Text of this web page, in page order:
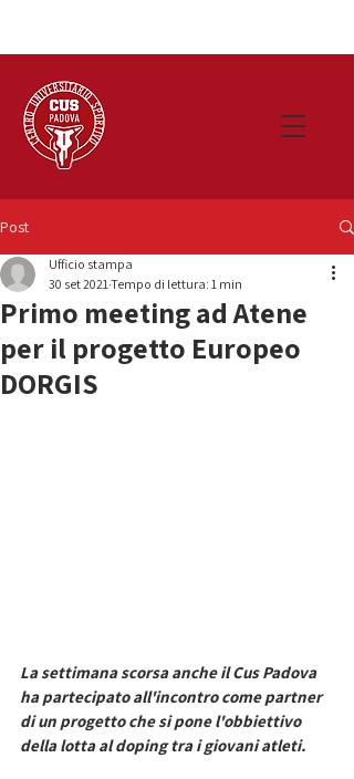
Post
Primo meeting ad Atene
per il progetto Europeo
DORGIS
Ufficio stampa
30 set 2021Tempo di lettura: 1 min
La settimana scorsa anche il Cus Padova
ha partecipato all'incontro come partner
di un progetto che si pone l'obbiettivo
della lotta al doping tra i giovani atleti.